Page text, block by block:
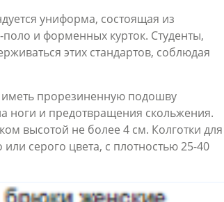
униформа, состоящая из
и форменных курток. Студенты,
этих стандартов, соблюдая
прорезиненную подошву
ноги и предотвращения скольжения.
высотой не более 4 см. Колготки для
серого цвета, с плотностью 25-40